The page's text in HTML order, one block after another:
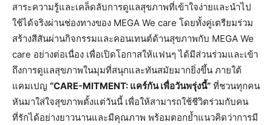
สาระความรู้และเคล็ดลับการดูแลสุขภาพที่เข้าใจง่ายและนำไป
ใช้ได้จริงผ่านช่องทางของ MEGA We care โดยทั้งคู่เตรียมร่วม
สร้างสีสันผ่านกิจกรรมและคอนเทนต์ด้านสุขภาพกับ MEGA We
care อย่างต่อเนื่อง เพื่อเปิดโอกาสให้แฟนๆ ได้มีส่วนร่วมและเข้า
ถึงการดูแลสุขภาพในมุมที่สนุกและทันสมัยมากยิ่งขึ้น ภายใต้
แคมเปญ “CARE-MITMENT: แคร์กัน เพื่อวันพรุ่งนี้” ที่ชวนทุกคน
หันมาใส่ใจสุขภาพตั้งแต่วันนี้ เพื่อให้สามารถใช้ชีวิตร่วมกับคน
ที่รักได้อย่างยาวนานและมีคุณภาพ พร้อมตอกย้ำแนวคิดว่าการมี